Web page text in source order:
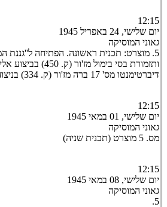
12:15
יום שלישי, 24 באפריל 1945
גאוני המוסיקה
5. מוצרט: תכנית ראשונה. הפתיחה ל''גננת
ותזמורת בסי
דיברטימנטו מס' 17 ברה מז'ור (ק. 334) בניצוחו של סיר המילטון הרטי. הסערה (ק. 534)
12:15
יום שלישי, 01 במאי 1945
גאוני המוסיקה
מס. 5 מוצרט (תכנית שניה)
12:15
יום שלישי, 08 במאי 1945
גאוני המוסיקה
5.